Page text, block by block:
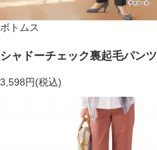
ボトムス
シャドーチェック裏起毛パンツ
3,598円(税込)